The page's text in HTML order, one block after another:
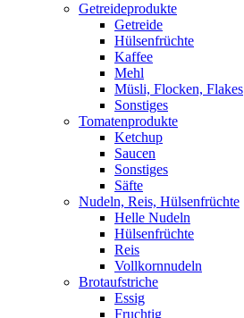
Getreideprodukte
Getreide
Hülsenfrüchte
Kaffee
Mehl
Müsli, Flocken, Flakes
Sonstiges
Tomatenprodukte
Ketchup
Saucen
Sonstiges
Säfte
Nudeln, Reis, Hülsenfrüchte
Helle Nudeln
Hülsenfrüchte
Reis
Vollkornnudeln
Brotaufstriche
Essig
Fruchtig